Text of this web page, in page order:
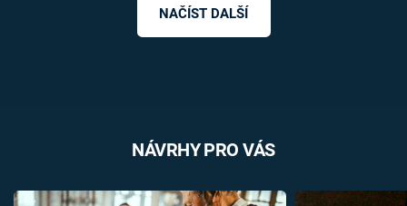
NAČÍST DALŠÍ
NÁVRHY PRO VÁS